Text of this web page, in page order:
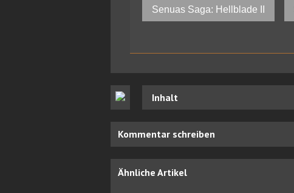
Senuas Saga: Hellblade II
Inhalt
Kommentar schreiben
Ähnliche Artikel